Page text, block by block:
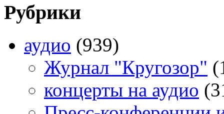
Рубрики
аудио (939)
Журнал "Кругозор"
концерты на аудио